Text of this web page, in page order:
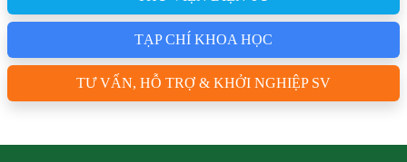
TẠP CHÍ KHOA HỌC
TƯ VẤN, HỖ TRỢ & KHỞI NGHIỆP SV